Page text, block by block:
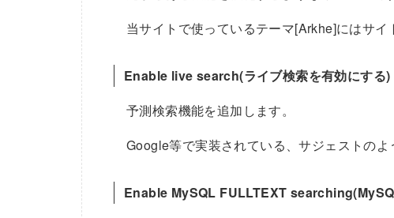
当サイトで使っているテーマ[Arkhe]にはサイ
Enable live search(ライブ検索を有効にする)
予測検索機能を追加します。
Google等で実装されている、サジェストのよ
Enable MySQL FULLTEXT